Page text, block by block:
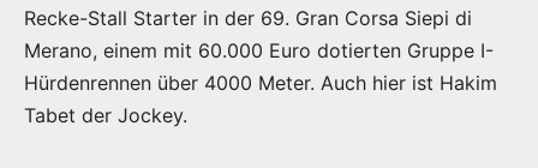
Recke-Stall Starter in der 69. Gran Corsa Siepi di
Merano, einem mit 60.000 Euro dotierten Gruppe I-
Hürdenrennen über 4000 Meter. Auch hier ist Hakim
Tabet der Jockey.